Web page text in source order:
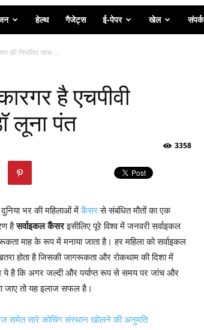
हेल्थ गैजेट्स ई-पेपर खेल संपर्क
की नियमित जांच-...
है एचपीवी
लूना पंत
3358
दुनिया भर की महिलाओं मेंकैंसरसे संबंधित मौतों का एक
हैसर्वाइकल कैंसरइसीलिए पूरे विश्व में जनवरी सर्वाइकल
माह के रूप में मनाया जाता है। हर महिला को सर्वाइकल
होता है जिसकी जागरूकता और रोकथाम की दिशा में
ये है कि अगर जल्दी और पर्याप्त रूप से समय पर जांच और
जाए तो यह इलाज सफल है।
समेत सारे कोचिंग संस्थान खोलने की अनुमति